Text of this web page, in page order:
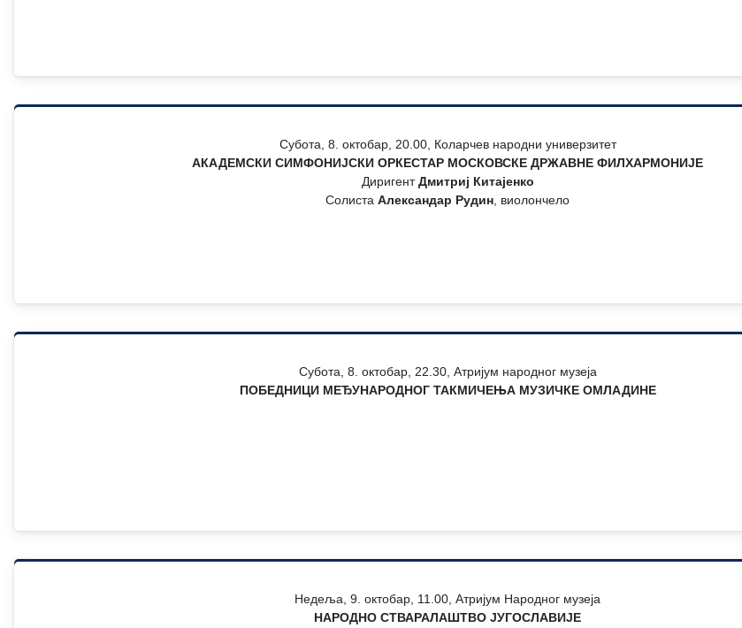
Субота, 8. октобар, 20.00, Коларчев народни универзитет
АКАДЕМСКИ СИМФОНИЈСКИ ОРКЕСТАР МОСКОВСКЕ ДРЖАВНЕ ФИЛХАРМОНИЈЕ
ДиригентДмитриј Китајенко
Солиста Александар Рудин , виолончело
Субота, 8. октобар, 22.30, Атријум народног музеја
ПОБЕДНИЦИ МЕЂУНАРОДНОГ ТАКМИЧЕЊА МУЗИЧКЕ ОМЛАДИНЕ
Недеља, 9. октобар, 11.00, Атријум Народног музеја
НАРОДНО СТВАРАЛАШТВО ЈУГОСЛАВИЈЕ